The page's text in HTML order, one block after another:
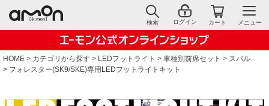
検索 ログイン カート メニュー
HOME カテゴリから探す LEDフットライト 車種別前席セット
スバル
フォレスター(SK9/SKE)専用LEDフットライトキット